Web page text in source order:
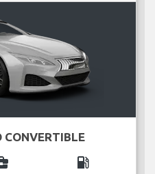
CONVERTIBLE
local_gas_station